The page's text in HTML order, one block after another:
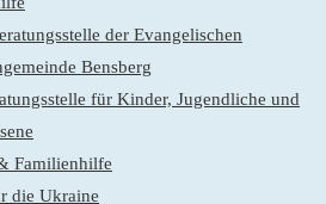
der Evangelischen
Bensberg
für Kinder, Jugendliche und
Familienhilfe
die Ukraine